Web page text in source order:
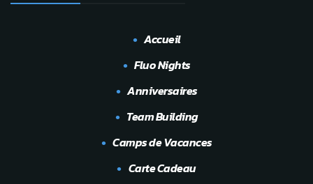
Accueil
Fluo Nights
Anniversaires
Team Building
Camps de Vacances
Carte Cadeau